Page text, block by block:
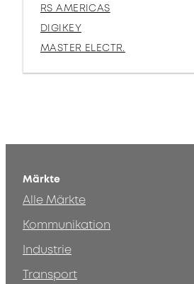
RS AMERICAS
DIGIKEY
MASTER ELECTR.
Märkte
Alle Märkte
Kommunikation
Industrie
Transport